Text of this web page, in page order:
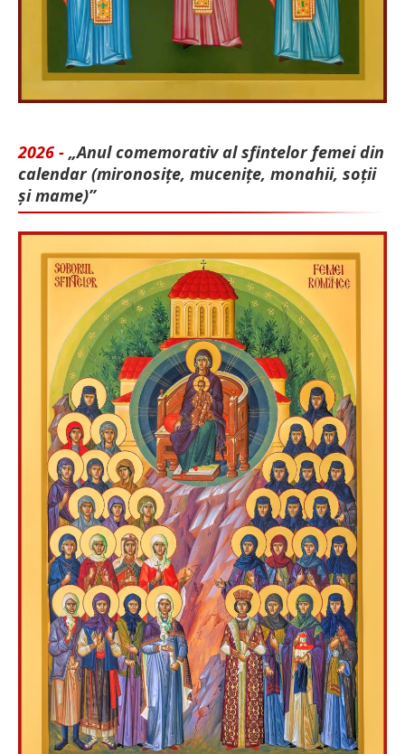
2026 - „Anul comemorativ al sfintelor femei din
calendar (mironosițe, mu­cenițe, monahii, soții
și mame)”